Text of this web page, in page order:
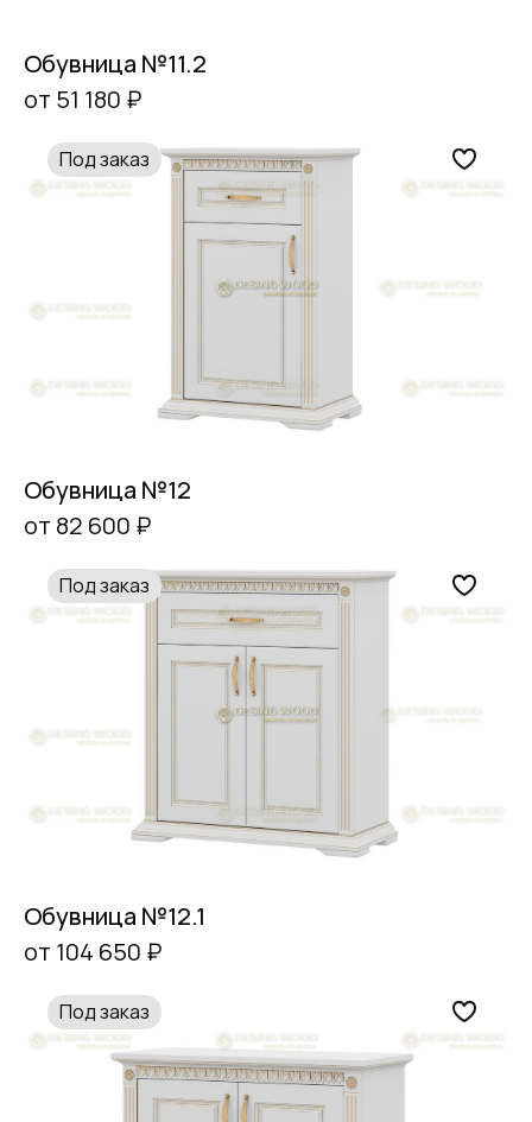
Обувница №11.2
от 51 180 ₽
Под заказ
Обувница №12
от 82 600 ₽
Под заказ
Обувница №12.1
от 104 650 ₽
Под заказ